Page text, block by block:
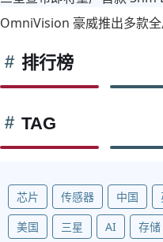
OmniVision 豪威推出多款
排行榜
TAG
芯片 传感器 中国
美国
三星 AI 存储